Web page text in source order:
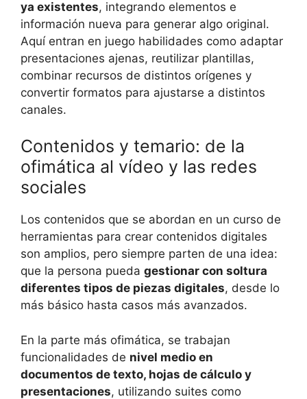
ya existentes, integrando elementos e
información nueva para generar algo original.
Aquí entran en juego habilidades como adaptar
presentaciones ajenas, reutilizar plantillas,
combinar recursos de distintos orígenes y
convertir formatos para ajustarse a distintos
canales.
Contenidos y temario: de la
ofimática al vídeo y las redes
sociales
Los contenidos que se abordan en un curso de
herramientas para crear contenidos digitales
son amplios, pero siempre parten de una idea:
que la persona pueda gestionar con soltura
diferentes tipos de piezas digitales, desde lo
más básico hasta casos más avanzados.
En la parte más ofimática, se trabajan
funcionalidades de nivel medio en
documentos de texto, hojas de cálculo y
presentaciones, utilizando suites como